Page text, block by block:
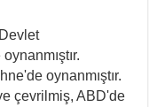
oynanmıştır.
çevrilmiş, ABD'de